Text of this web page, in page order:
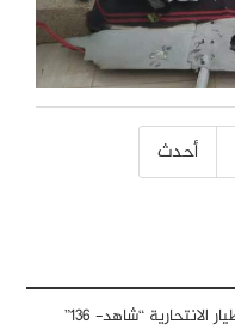
أحدث
“شاهد- 136”